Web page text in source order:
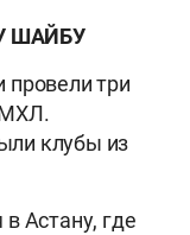
ШАЙБУ
три
МХЛ.
клубы из
Астану, где